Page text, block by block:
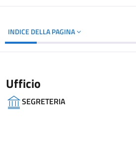
INDICE DELLA PAGINA
Ufficio
SEGRETERIA